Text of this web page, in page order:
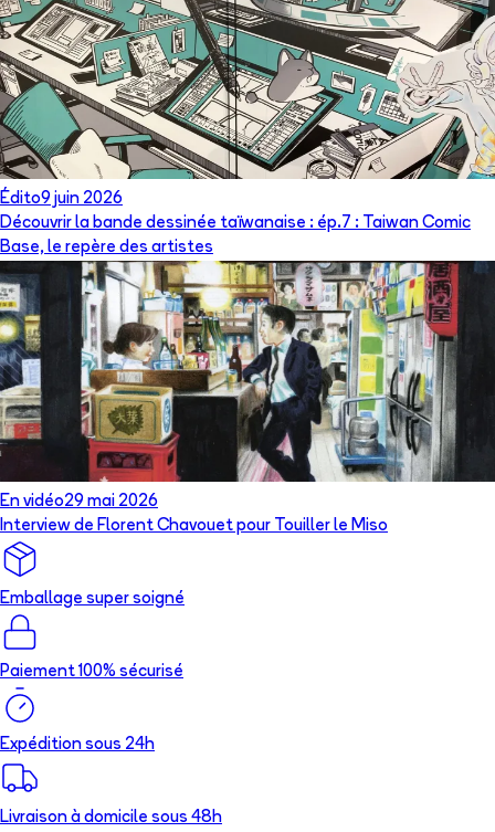
Édito9 juin 2026
Découvrir la bande dessinée taïwanaise : ép.7 : Taiwan Comic
Base, le repère des artistes
En vidéo29 mai 2026
Interview de Florent Chavouet pour Touiller le Miso
Emballage super soigné
Paiement 100% sécurisé
Expédition sous 24h
Livraison à domicile sous 48h